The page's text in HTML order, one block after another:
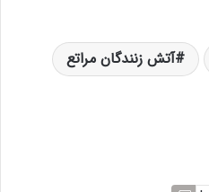
آتش زنندگان مراتع